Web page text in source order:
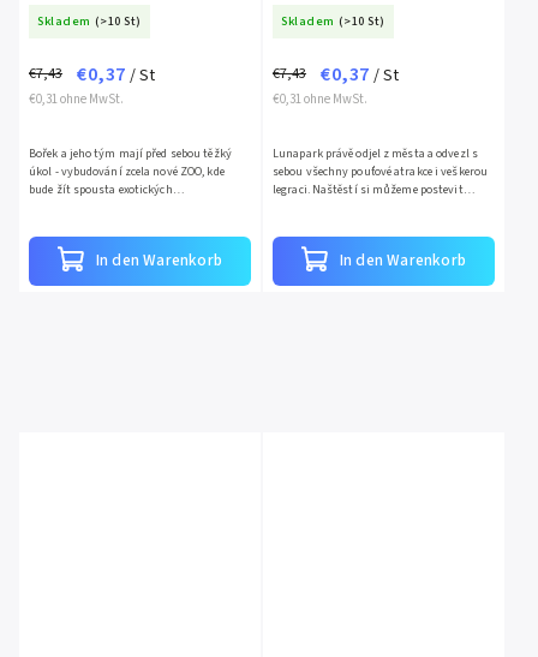
Skladem (>10 St)
€0,31 ohne MwSt.
€7,43 €0,37 / St
In den Warenkorb
Bořek a jeho tým mají před sebou těžký
úkol - vybudování zcela nové ZOO, kde
bude žít spousta exotických
Skladem (>10 St)
€0,31 ohne MwSt.
€7,43 €0,37 / St
In den Warenkorb
Lunapark právě odjel z města a odvezl s
sebou všechny pouťové atrakce i veškerou
legraci. Naštěstí si můžeme postevit